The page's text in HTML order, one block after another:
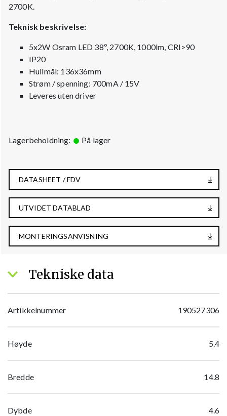
2700K.
Teknisk beskrivelse:
5x2W Osram LED 38º, 2700K, 1000lm, CRI>90
IP20
Hullmål: 136x36mm
Strøm / spenning: 700mA / 15V
Leveres uten driver
Lagerbeholdning: På lager
DATASHEET / FDV
UTVIDET DATABLAD
MONTERINGSANVISNING
Tekniske data
Artikkelnummer 190527306
Høyde 5.4
Bredde 14.8
Dybde 4.6